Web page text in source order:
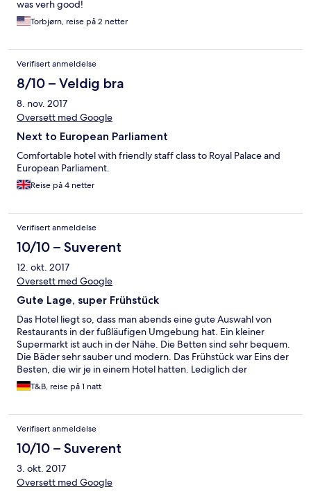
was verh good!
Torbjørn, reise på 2 netter
Verifisert anmeldelse
8/10 – Veldig bra
8. nov. 2017
Oversett med Google
Next to European Parliament
Comfortable hotel with friendly staff class to Royal Palace and
European Parliament.
Reise på 4 netter
Verifisert anmeldelse
10/10 – Suverent
12. okt. 2017
Oversett med Google
Gute Lage, super Frühstück
Das Hotel liegt so, dass man abends eine gute Auswahl von
Restaurants in der fußläufigen Umgebung hat. Ein kleiner
Supermarkt ist auch in der Nähe. Die Betten sind sehr bequem.
Die Bäder sehr sauber und modern. Das Frühstück war Eins der
Besten, die wir je in einem Hotel hatten. Lediglich der
Frühstücksraum an sich könnte mal eine Renovierung
gebrauchen.
T&B, reise på 1 natt
Verifisert anmeldelse
10/10 – Suverent
3. okt. 2017
Oversett med Google